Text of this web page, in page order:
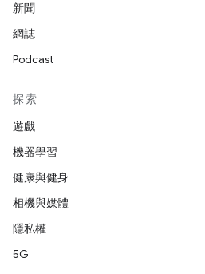
新聞
網誌
Podcast
探索
遊戲
機器學習
健康與健身
相機與媒體
隱私權
5G